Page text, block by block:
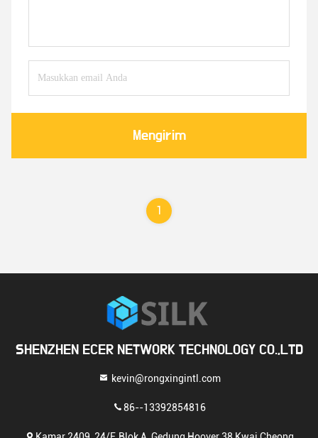
Mengirim
1
SHENZHEN ECER NETWORK TECHNOLOGY CO.,LTD
kevin@rongxingintl.com
86--13392854816